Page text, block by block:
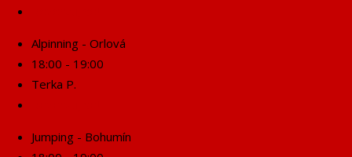
Alpinning - Orlová
18:00 - 19:00
Terka P.
Jumping - Bohumín